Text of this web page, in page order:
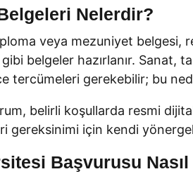
Nelerdir?
veya mezuniyet belgesi,
belgeler hazırlanır. Sanat,
tercümeleri gerekebilir; bu
belirli koşullarda resmi
gereksinimi için kendi
Başvurusu Nasıl